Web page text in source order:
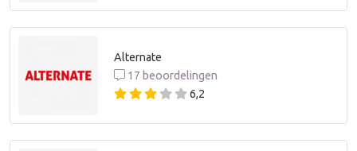
Alternate
17 beoordelingen
6,2